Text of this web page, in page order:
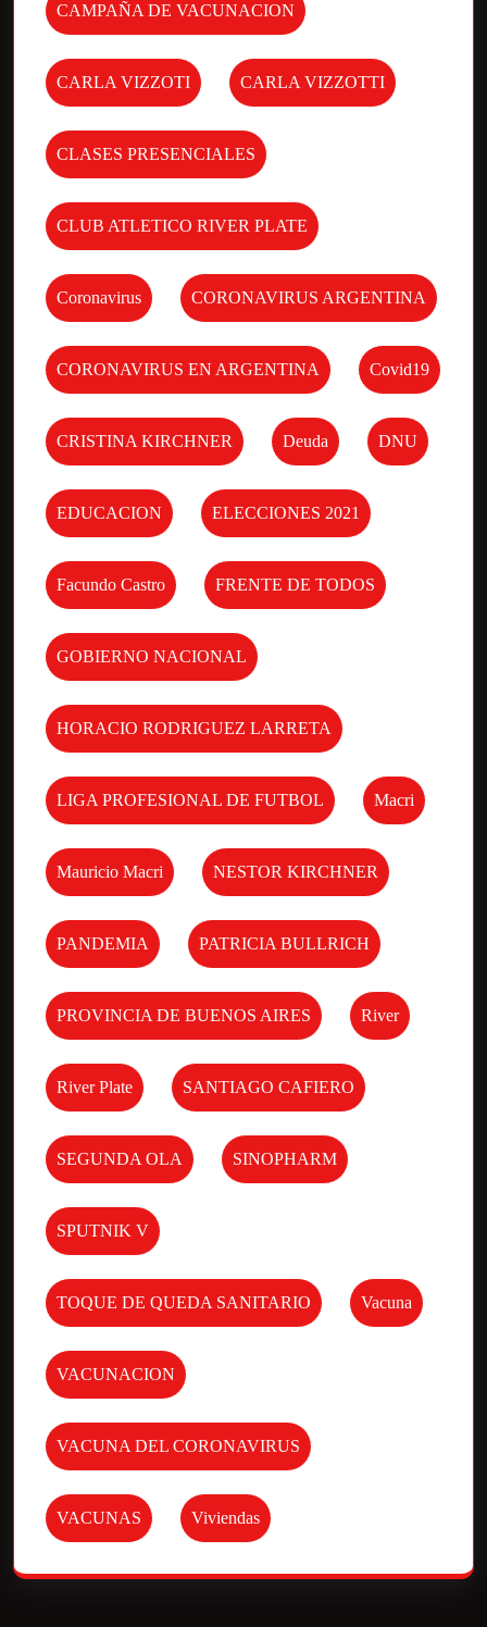
CAMPAÑA DE VACUNACION
CARLA VIZZOTI CARLA VIZZOTTI
CLASES PRESENCIALES
CLUB ATLETICO RIVER PLATE
Coronavirus CORONAVIRUS ARGENTINA
CORONAVIRUS EN ARGENTINA Covid19
CRISTINA KIRCHNER Deuda DNU
EDUCACION ELECCIONES 2021
Facundo Castro FRENTE DE TODOS
GOBIERNO NACIONAL
HORACIO RODRIGUEZ LARRETA
LIGA PROFESIONAL DE FUTBOL Macri
Mauricio Macri NESTOR KIRCHNER
PANDEMIA PATRICIA BULLRICH
PROVINCIA DE BUENOS AIRES River
River Plate SANTIAGO CAFIERO
SEGUNDA OLA SINOPHARM
SPUTNIK V
TOQUE DE QUEDA SANITARIO Vacuna
VACUNACION
VACUNA DEL CORONAVIRUS
VACUNAS Viviendas